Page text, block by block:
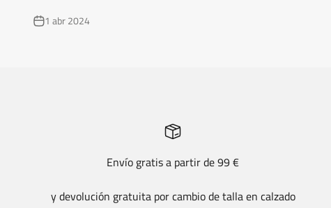
1 abr 2024
Envío gratis a partir de 99 €
y devolución gratuita por cambio de talla en calzado